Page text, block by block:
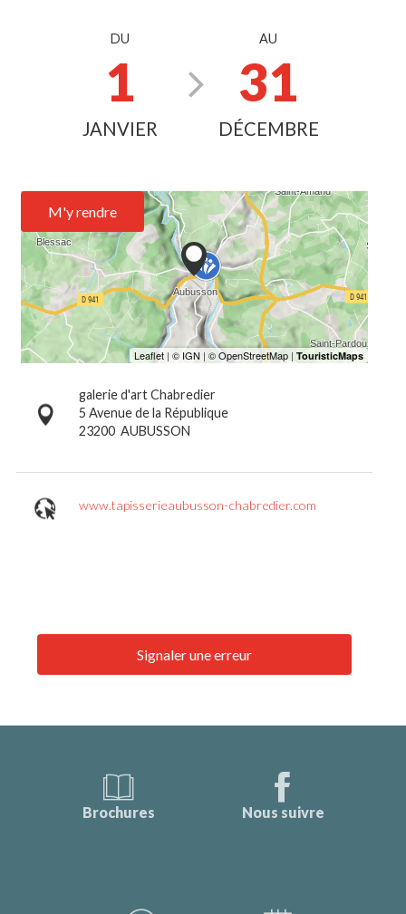
DU
1
JANVIER
AU
31
DÉCEMBRE
M'y rendre
galerie d'art Chabredier
5 Avenue de la République
23200 AUBUSSON
www.tapisserieaubusson-chabredier.com
Signaler une erreur
Brochures Nous suivre